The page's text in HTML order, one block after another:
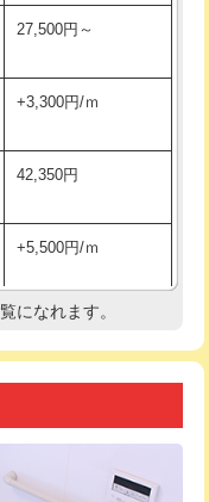
27,500円～
+3,300円/ｍ
42,350円
+5,500円/ｍ
現地調査
になれます。